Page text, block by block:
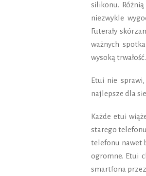
silikonu.
niezwykle
Futerały
ważnych
wysoką
Etui nie
najlepsze dla
Każde etui
starego
telefonu nawet
ogromne. Etui
smartfona przez